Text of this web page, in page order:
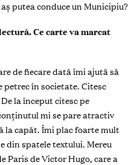
putea conduce un Municipiu?
Ce carte va marcat
de fiecare dată îmi ajută să
petrec în societate. Citesc
la început citesc pe
mi se pare atractiv
la capăt. Îmi plac foarte mult
din spatele textului. Mereu
Paris de Victor Hugo, care a